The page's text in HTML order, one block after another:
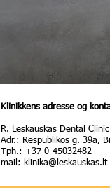
Klinikkens adresse og
R. Leskauskas Dental Clinic
Adr.: Respublikos g. 39a,
Tph.: +37 0-45032482
mail:
klinika@leskauskas.lt